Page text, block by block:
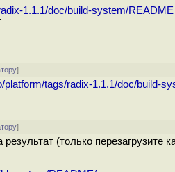
1.1.1/doc/build-system/README
]
platform/tags/radix-1.1.1/doc/build-
]
(только перезагрузите